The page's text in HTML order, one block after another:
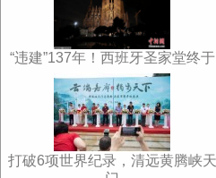
“违建”137年！西班牙圣家堂终于
打破6项世界纪录，清远黄腾峡天